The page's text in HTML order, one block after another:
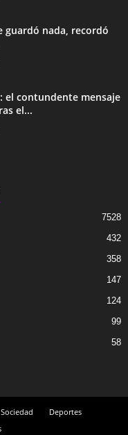
guardó nada, recordó
el contundente mensaje
el...
7528
432
358
147
124
99
58
Sociedad
Deportes